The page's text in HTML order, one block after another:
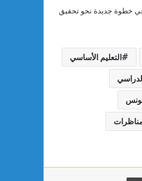
في خطوة جديدة نحو تحقيق
التعليم الأساسي
طباعة